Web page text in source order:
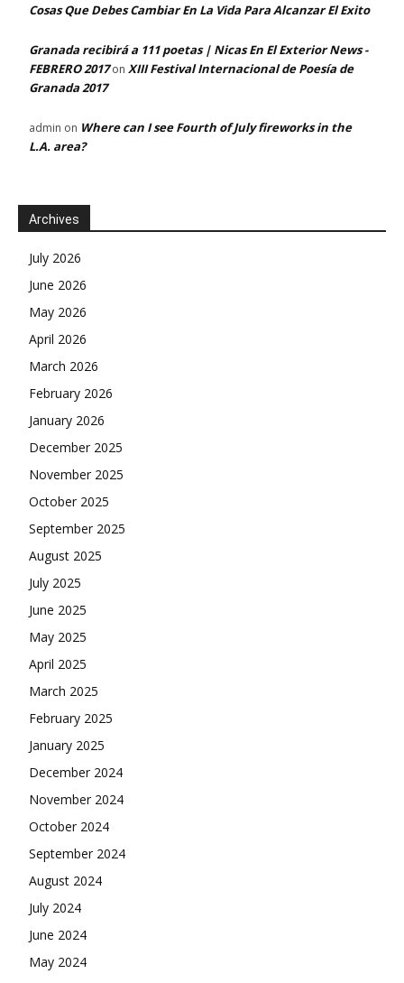
Cosas Que Debes Cambiar En La Vida Para Alcanzar El Exito
Granada recibirá a 111 poetas | Nicas En El Exterior News -
FEBRERO 2017on XIII Festival Internacional de Poesía de
Granada 2017
admin on Where can I see Fourth of July fireworks in the
L.A. area?
Archives
July 2026
June 2026
May 2026
April 2026
March 2026
February 2026
January 2026
December 2025
November 2025
October 2025
September 2025
August 2025
July 2025
June 2025
May 2025
April 2025
March 2025
February 2025
January 2025
December 2024
November 2024
October 2024
September 2024
August 2024
July 2024
June 2024
May 2024